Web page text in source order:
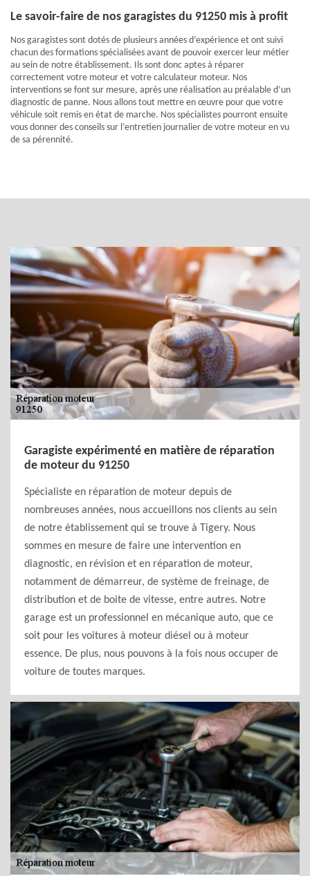
Le savoir-faire de nos garagistes du 91250 mis à profit
Nos garagistes sont dotés de plusieurs années d’expérience et ont suivi
chacun des formations spécialisées avant de pouvoir exercer leur métier
au sein de notre établissement. Ils sont donc aptes à réparer
correctement votre moteur et votre calculateur moteur. Nos
interventions se font sur mesure, après une réalisation au préalable d’un
diagnostic de panne. Nous allons tout mettre en œuvre pour que votre
véhicule soit remis en état de marche. Nos spécialistes pourront ensuite
vous donner des conseils sur l’entretien journalier de votre moteur en vu
de sa pérennité.
Garagiste expérimenté en matière de réparation
de moteur du 91250
Spécialiste en réparation de moteur depuis de
nombreuses années, nous accueillons nos clients au sein
de notre établissement qui se trouve à Tigery. Nous
sommes en mesure de faire une intervention en
diagnostic, en révision et en réparation de moteur,
notamment de démarreur, de système de freinage, de
distribution et de boite de vitesse, entre autres. Notre
garage est un professionnel en mécanique auto, que ce
soit pour les voitures à moteur diésel ou à moteur
essence. De plus, nous pouvons à la fois nous occuper de
voiture de toutes marques.